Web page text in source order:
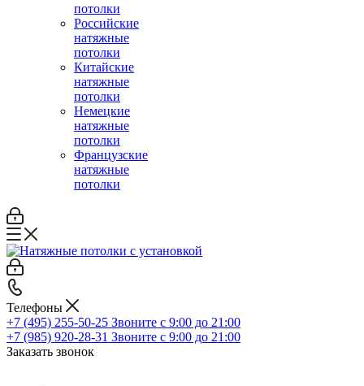
потолки
Российские
натяжные
потолки
Китайские
натяжные
потолки
Немецкие
натяжные
потолки
Французские
натяжные
потолки
Телефоны
+7 (495) 255-50-25 Звоните с 9:00 до 21:00
+7 (985) 920-28-31 Звоните с 9:00 до 21:00
Заказать звонок